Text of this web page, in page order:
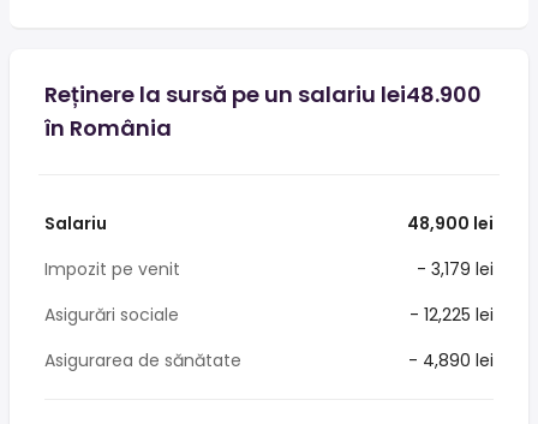
Reținere la sursă pe un salariu lei48.900
în România
Salariu
48,900 lei
Impozit pe venit
- 3,179 lei
Asigurări sociale
- 12,225 lei
Asigurarea de sănătate
- 4,890 lei